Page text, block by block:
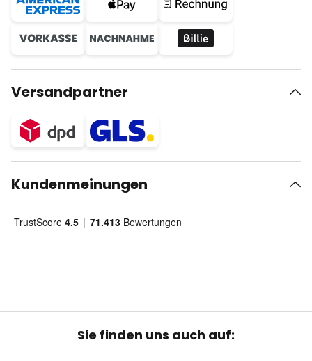
Versandpartner
Kundenmeinungen
Sie finden uns auch auf: